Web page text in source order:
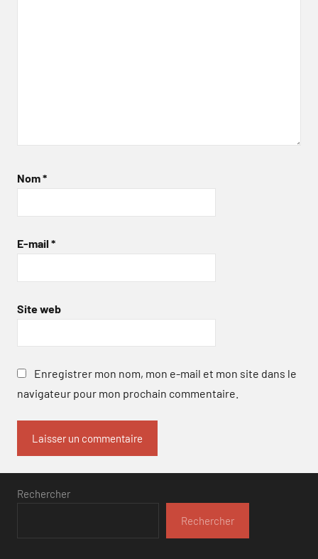
Nom*
E-mail *
Site web
Enregistrer mon nom, mon e-mail et mon site dans le
navigateur pour mon prochain commentaire.
Rechercher
Rechercher